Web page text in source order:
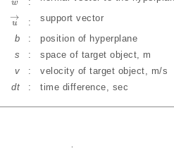
w
w→
u
→
u→ :
support vector
b
:
position of hyperplane
s
:
space of target object, m
v
:
velocity of target object, m/s
dt
: time difference, sec